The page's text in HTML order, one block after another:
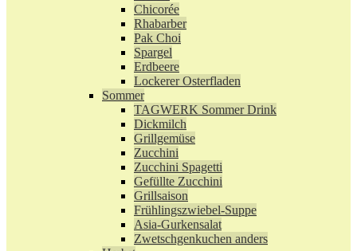
Chicorée
Rhabarber
Pak Choi
Spargel
Erdbeere
Lockerer Osterfladen
Sommer
TAGWERK Sommer Drink
Dickmilch
Grillgemüse
Zucchini
Zucchini Spagetti
Gefüllte Zucchini
Grillsaison
Frühlingszwiebel-Suppe
Asia-Gurkensalat
Zwetschgenkuchen anders